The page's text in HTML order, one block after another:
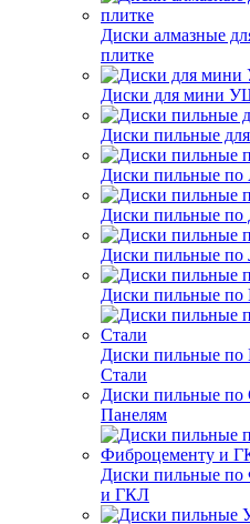
Диски алмазные
плитке
Диски для мини
Диски пильные
Диски пильные
Диски пильные по
Диски пильные по
Диски пильные по
Диски пильные по
Стали
Диски пильные по
Панелям
Диски пильные по
и ГКЛ